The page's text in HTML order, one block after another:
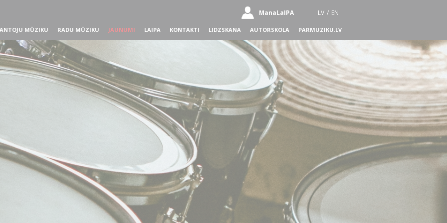
ManaLaIPA LV / EN
MŪZIKU RADU MŪZIKU JAUNUMI LAIPA KONTAKTI LIDZSKANA AUTORSKOLA PARMUZIKU.LV